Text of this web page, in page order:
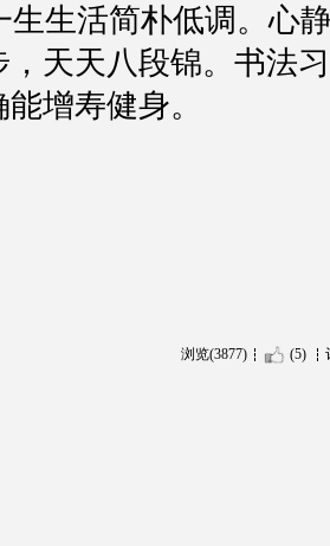
生生活简朴低调。心
，天天八段锦。书法
增寿健身。
浏览(3877) (5)